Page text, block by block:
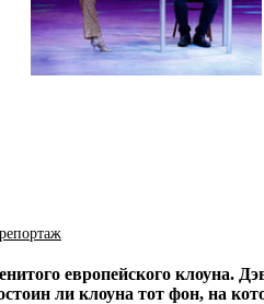
европейского клоуна.
ли клоуна тот фон, на